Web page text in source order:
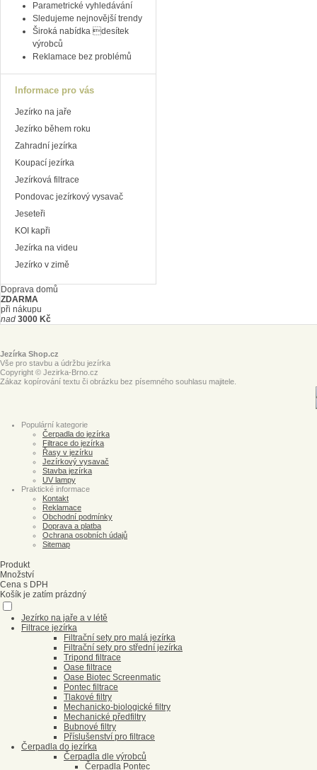
Parametrické vyhledávání
Sledujeme nejnovější trendy
Široká nabídka desítek
výrobců
Reklamace bez problémů
Informace pro vás
Jezírko na jaře
Jezírko během roku
Zahradní jezírka
Koupací jezírka
Jezírková filtrace
Pondovac jezírkový vysavač
Jeseteři
KOI kapři
Jezírka na videu
Jezírko v zimě
Doprava domů
ZDARMA
při nákupu
nad 3000 Kč
Jezírka Shop.cz
Vše pro stavbu a údržbu jezírka
Copyright © Jezirka-Brno.cz
Zákaz kopírování textu či obrázku bez písemného souhlasu majitele.
Populární kategorie
Čerpadla do jezírka
Filtrace do jezírka
Řasy v jezírku
Jezírkový vysavač
Stavba jezírka
UV lampy
Praktické informace
Kontakt
Reklamace
Obchodní podmínky
Doprava a platba
Ochrana osobních údajů
Sitemap
Produkt
Množství
Cena s DPH
Košík je zatím prázdný
Jezírko na jaře a v létě
Filtrace jezírka
Filtrační sety pro malá jezírka
Filtrační sety pro střední jezírka
Tripond filtrace
Oase filtrace
Oase Biotec Screenmatic
Pontec filtrace
Tlakové filtry
Mechanicko-biologické filtry
Mechanické předfiltry
Bubnové filtry
Příslušenství pro filtrace
Čerpadla do jezírka
Čerpadla dle výrobců
Čerpadla Pontec